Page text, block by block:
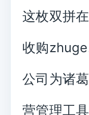
这枚双拼
收购
公司为诸
营管理工